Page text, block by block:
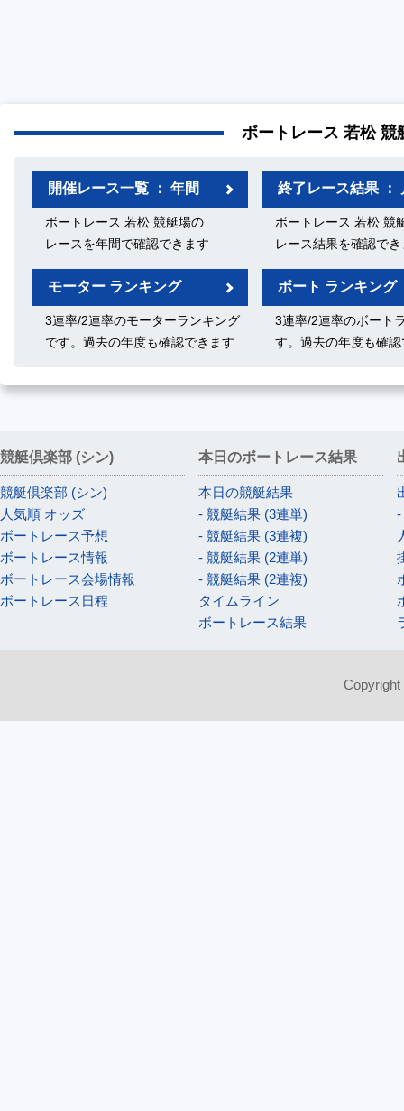
ボートレース 若松 競
開催レース一覧 ： 年間
ボートレース 若松 競艇場の
レースを年間で確認できます
終了レース結果 ：
ボートレース 若松 競
レース結果を確認で
モーター ランキング
3連率/2連率のモーターランキング
です。過去の年度も確認できます
ボート ランキング
3連率/2連率のボート
す。過去の年度も確
競艇倶楽部 (シン)
競艇倶楽部 (シン)
人気順 オッズ
ボートレース予想
ボートレース情報
ボートレース会場情報
ボートレース日程
本日のボートレース結果
本日の競艇結果
- 競艇結果 (3連単)
- 競艇結果 (3連複)
- 競艇結果 (2連単)
- 競艇結果 (2連複)
タイムライン
ボートレース結果
-